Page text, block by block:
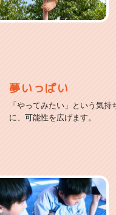
夢いっぱい
「やってみたい」という気持
に、可能性を広げます。